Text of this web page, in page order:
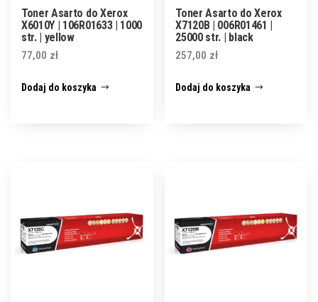
Toner Asarto do Xerox
X6010Y | 106R01633 | 1000
str. | yellow
77,00 zł
Dodaj do koszyka
Toner Asarto do Xerox
X7120B | 006R01461 |
25000 str. | black
257,00 zł
Dodaj do koszyka